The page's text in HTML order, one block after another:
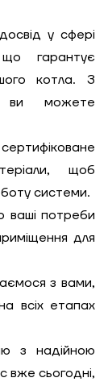
у сфері
гарантує
котла. З
ви можете
щоб
системи.
ваші потреби
для
з вами,
всіх етапах
з надійною
вже сьогодні,